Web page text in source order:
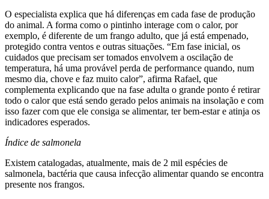
O especialista explica que há diferenças em cada fase de produção
do animal. A forma como o pintinho interage com o calor, por
exemplo, é diferente de um frango adulto, que já está empenado,
protegido contra ventos e outras situações. “Em fase inicial, os
cuidados que precisam ser tomados envolvem a oscilação de
temperatura, há uma provável perda de performance quando, num
mesmo dia, chove e faz muito calor”, afirma Rafael, que
complementa explicando que na fase adulta o grande ponto é retirar
todo o calor que está sendo gerado pelos animais na insolação e com
isso fazer com que ele consiga se alimentar, ter bem-estar e atinja os
indicadores esperados.
Índice de salmonela
Existem catalogadas, atualmente, mais de 2 mil espécies de
salmonela, bactéria que causa infecção alimentar quando se encontra
presente nos frangos.